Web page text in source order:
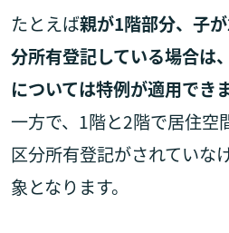
たとえば親が1階部分、子
分所有登記している場合は
については特例が適用でき
一方で、1階と2階で居住空
区分所有登記がされていな
象となります。